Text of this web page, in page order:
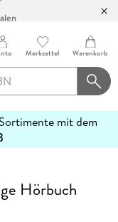
Merkzettel Warenkorb
mit dem
Hörbuch